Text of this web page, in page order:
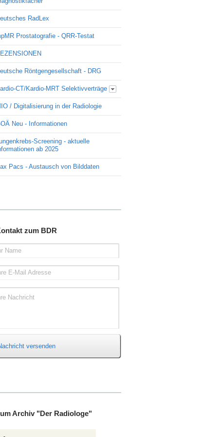
RadLex
Prostatografie - QRR-Testat
Röntgengesellschaft - DRG
CT/Kardio-MRT Selektivverträge
/ Digitalisierung in der Radiologie
Neu - Informationen
Screening - aktuelle
ab 2025
Pacs - Austausch von Bilddaten
zum BDR
Name
E-Mail Adresse
Nachricht
versenden
Archiv "Der Radiologe"